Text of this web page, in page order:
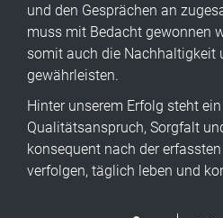
und den Gesprächen an
muss mit Bedacht gewonnen
somit auch die Nachhaltigkeit
gewährleisten.
Hinter unserem Erfolg steht
Qualitätsanspruch, Sorgfalt
konsequent nach der
verfolgen, täglich leben und